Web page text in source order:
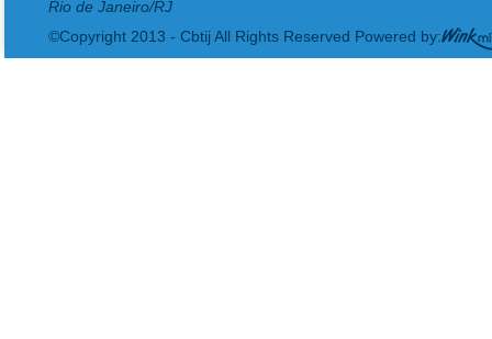
Rio de Janeiro/RJ
©Copyright 2013 - Cbtij All Rights Reserved Powered by: